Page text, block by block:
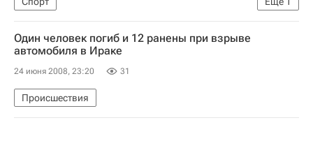
Уимблдонский теннисный турнир 2008 года
Один человек погиб и 12 ранены при взрыве
автомобиля в Ираке
24 июня 2008, 23:20 31
Происшествия